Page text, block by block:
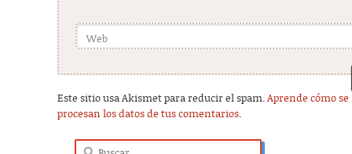
Web
Este sitio usa Akismet para reducir el spam.Aprende cómo se
procesan los datos de tus comentarios.
Buscar